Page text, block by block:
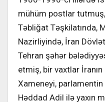
mühüm postlar
Təbliğat Təşkilatında,
Nazirliyində, İran
Tehran şəhər
etmiş, bir vaxtlar
Xameneyi,
Həddad Adil ilə yaxın